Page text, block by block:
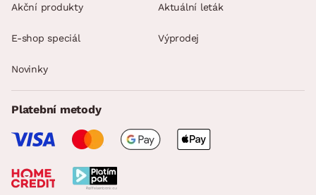
Akční produkty Aktuální leták
E-shop speciál Výprodej
Novinky
Platební metody